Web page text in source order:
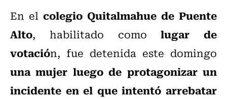
En el colegio Quitalmahue de Puente
Alto, habilitado comolugar de
votación, fue detenida este domingo
una mujer luego de protagonizar un
incidente en el que intentó arrebatar